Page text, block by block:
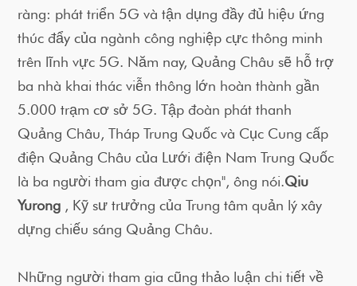
ràng: phát triển 5G và tận dụng đầy đủ hiệu ứng
thúc đẩy của ngành công nghiệp cực thông minh
trên lĩnh vực 5G. Năm nay, Quảng Châu sẽ hỗ trợ
ba nhà khai thác viễn thông lớn hoàn thành gần
5.000 trạm cơ sở 5G. Tập đoàn phát thanh
Quảng Châu, Tháp Trung Quốc và Cục Cung cấp
điện Quảng Châu của Lưới điện Nam Trung Quốc
là ba người tham gia được chọn", ông nói.Qiu
Yurong , Kỹ sư trưởng của Trung tâm quản lý xây
dựng chiếu sáng Quảng Châu.
Những người tham gia cũng thảo luận chi tiết về